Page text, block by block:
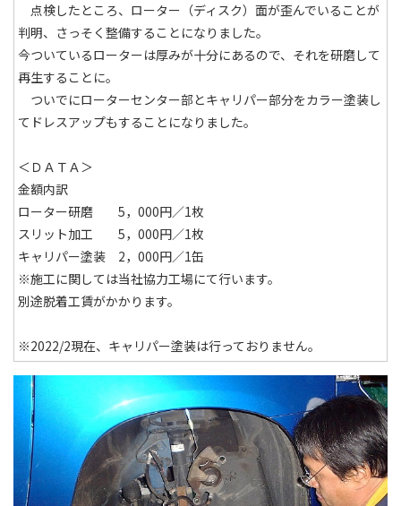
点検したところ、ローター（ディスク）面が歪んでいることが
判明、さっそく整備することになりました。
今ついているローターは厚みが十分にあるので、それを研磨して
再生することに。
ついでにローターセンター部とキャリパー部分をカラー塗装し
てドレスアップもすることになりました。
＜ＤＡＴＡ＞
金額内訳
ローター研磨 5，000円／1枚
スリット加工 5，000円／1枚
キャリパー塗装 2，000円／1缶
※施工に関しては当社協力工場にて行います。
別途脱着工賃がかかります。
※2022/2現在、キャリパー塗装は行っておりません。